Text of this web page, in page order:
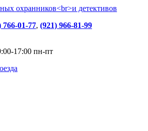
766-01-77, (921) 966-81-99
17:00 пн-пт